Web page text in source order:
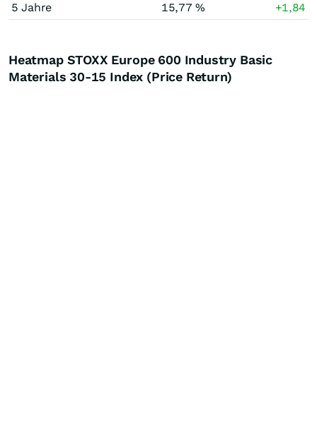
5 Jahre
15,77 % +1,84
Heatmap STOXX Europe 600 Industry Basic
Materials 30-15 Index (Price Return)